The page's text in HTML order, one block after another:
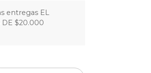
entregas EL
DE $20.000